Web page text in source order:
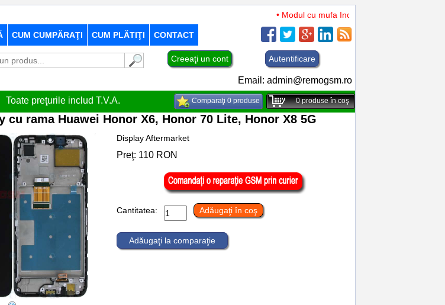
• Modul cu mufa Incarcare si microfon TCL 50
CUM CUMPĂRAŢI CUM PLĂTIŢI CONTACT
Creeaţi un cont Autentificare
Email: admin@remogsm.ro
Toate preţurile includ T.V.A.
Comparaţi 0 produse 0produse în coş
cu rama Huawei Honor X6, Honor 70 Lite, Honor X8 5G
Display Aftermarket
Preţ: 110 RON
Cantitatea: Adăugaţi în coş
Adăugaţi la comparaţie